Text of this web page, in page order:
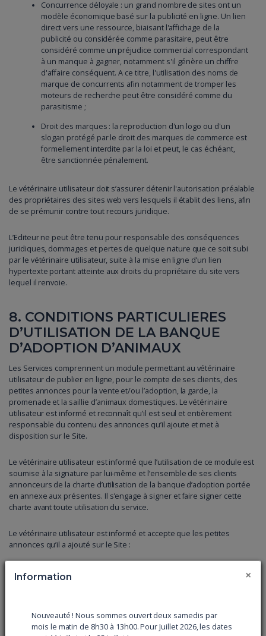
Concurrence déloyale : un grand nombre de sites ont un
modèle économique basé sur la publicité en ligne. Un lien
direct vers une ressource, biaisant l'affichage de la
publicité ou considérée comme parasitaire, peut être
considéré comme un préjudice commercial correspondant
à un manque à gagner, notamment s'il génère un chiffre
d'affaire conséquent. A ce titre, l'utilisation des noms de
marque de concurrents afin notamment de tromper les
moteurs de recherche peut être considéré comme du
parasitisme ;
Droit des marques : la reproduction d'un logo ou d'un
slogan protégé par le droit des marques de commerce est
formellement interdite par la loi et peut, le cas échéant,
être sanctionnée pénalement.
Le vétérinaire utilisateur doit s’assurer détenir l'autorisation préalable
des propriétaires des sites web vers lesquels il établit des liens, afin
de se prémunir contre tout recours juridique.
L’Editeur ne peut être tenu pour responsable des conséquences
juridiques, dommages et pertes de quelque nature que ce soit subi
par le vétérinaire utilisateur, suite à la mise en ligne d’un lien
hypertexte portant atteinte aux droits du propriétaire du site vers
lequel il renvoie.
8. CONDITIONS PARTICULIERES
D’UTILISATION DE LA BANQUE
D’ADOPTION D’ANIMAUX
Les Services comprennent un module permettant au vétérinaire
utilisateur de publier en ligne, pour le compte de ses clients, des
petites annonces pour la vente et/ou l’adoption, la garde, la
promenade et la saillie d’animaux domestiques. Le vétérinaire
utilisateur est informé et reconnaît qu’il est seul et entièrement
responsable du contenu des annonces qu’il ajoute et met à
disposition sur le Site.
Le vétérinaire utilisateur est informé que l’utilisation de ce module est
soumise à la signature par lui-même et l’ensemble de ses clients
annonceurs de la charte d’utilisation de la banque d’adoption portée
en annexe aux présentes. Il s’engage à signer et faire signer cette
charte avant toute utilisation du service.
Le vétérinaire utilisateur est informé et accepte que les petites
annonces qu’il a ajouté sur le Site :
Fassent l’objet d’un droit de regard par l’Editeur.
d’exploiter, diffuser et commercialiser ces statistiques
anonymes.
Information ×
Nouveauté ! Nous sommes ouvert deux samedis par
mois le matin de 8h30 à 13h00. Pour Juillet 2026, les dates